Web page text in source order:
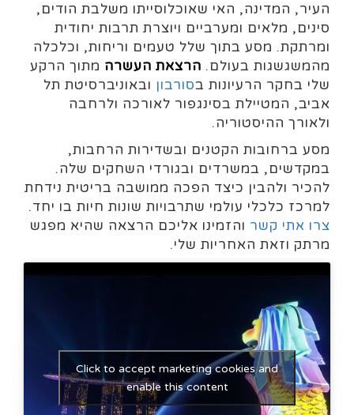
העיר, המדינה, האי שאוכלוסייתו משלבת הודים,
סינים, מלאים ומערביים ויוצרת תרבות יחודית
ומרתקת. מסע בתוך שלל טעמים וריחות, וכלכלה
מהמשגשגות בעולם. הרצאת העשרה מתוך הרקע
שלי בחקר הרעיונות בסורבון ובאוניברסיטת תל
אביב, המטיילת בסינגפור לאורכה ולרחבה
ולאורך ההיסטוריה.
מסע ברחובות הקטנים ובשדירות הרחבות,
במקדשים, במשרדים ובגורדי השחקים שלה.
להכיר ולהבין כיצד הפכה ממושבה בריטית נידחת
למרכז כלכלי עולמי שתרבויות שונות חיות בו יחד.
צרו אתי קשר והזמינו אליכם הרצאה שהיא מפגש
מרתק וזאת האחריות שלי.
Click to accept marketing cookies and
enable this content